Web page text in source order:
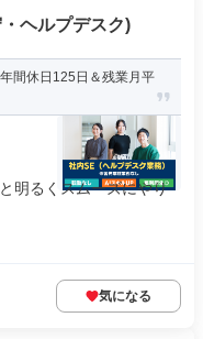
ヘルプデスク)
間休日125日＆残業月平
明るくスムーズにやり
気になる